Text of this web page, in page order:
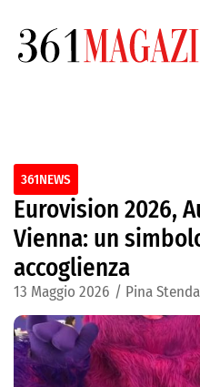
361NEWS
Eurovision 2026,
Vienna: un
accoglienza
13 Maggio 2026 / Pina